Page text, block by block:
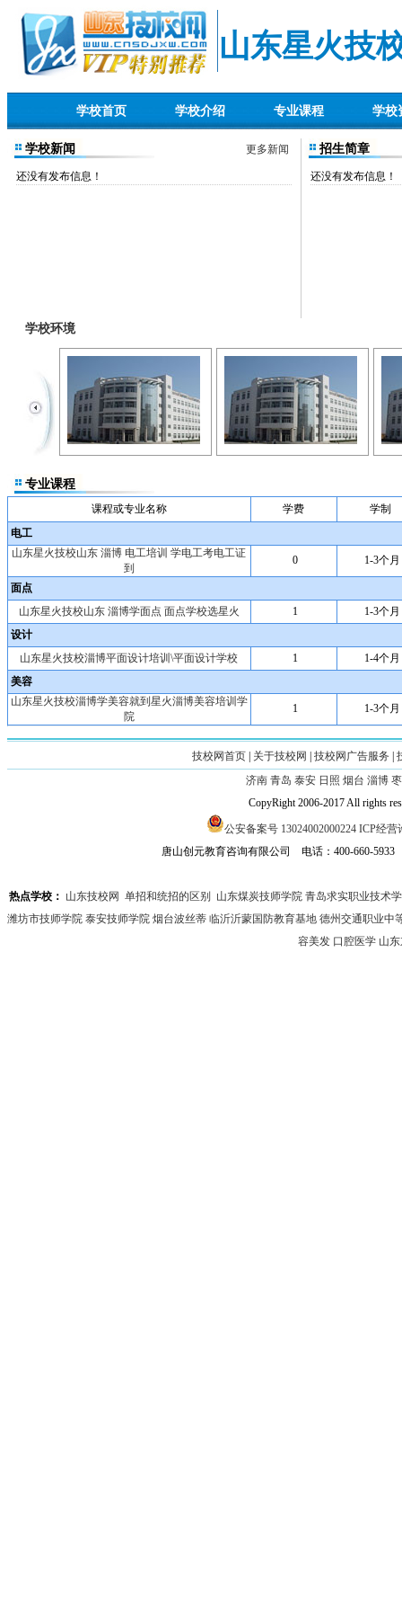
山东星火技
学校首页 学校介绍 专业课程 学校
学校新闻 更多新闻
还没有发布信息！
招生简章
还没有发布信息！
学校环境
专业课程
课程或专业名称 学费
学制
电工
山东星火技校山东 淄博 电工培训 学电工考电工证
到
0 1-3个月
面点
山东星火技校山东 淄博学面点 面点学校选星火
1
1-3个月
设计
山东星火技校淄博平面设计培训\平面设计学校
1
1-4个月
美容
山东星火技校淄博学美容就到星火淄博美容培训学
院
1 1-3个月
技校网首页 关于技校网 |技校网广告服务 |
济南 青岛 泰安 日照 烟台 淄博
CopyRight 2006-2017 All rights
公安备案号 13024002000224 ICP经营
唐山创元教育咨询有限公司 电话：400-660-
热点学校： 山东技校网 单招和统招的区别 山东煤炭技师学院 青岛求实职业技术
潍坊市技师学院 泰安技师学院 烟台波丝蒂 临沂沂蒙国防教育基地 德州交通职业中
容美发 口腔医学 山